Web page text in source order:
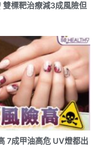
標靶治療減3成風險但
7成甲油高危 UV燈都出